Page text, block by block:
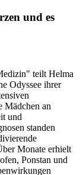
und es
teilt Helma
Odyssee ihrer
Mädchen an
und
standen
Monate erhielt
Ponstan und